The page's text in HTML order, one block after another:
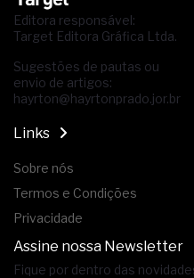
Editora responsável:
Target Editora Gráfica Ltda.
Sugestões de pautas ou
envio de artigos:
hayrton@hayrtonprado.jor.br
Links
Sobre nós
Termos e Condições
Privacidade
Assine nossa Newsletter
Fique por dentro das